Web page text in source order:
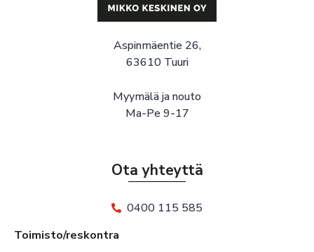
Aspinmäentie 26,
63610 Tuuri
Myymälä ja nouto
Ma-Pe 9-17
Ota yhteyttä
0400 115 585
Toimisto/reskontra